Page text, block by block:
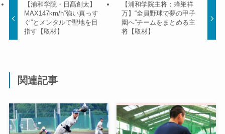
【浦和学院・日髙創太】
MAX147km/h“強い真っす
ぐ”とメンタルで聖地を目
指す【取材】
【浦和学院主将：蜂巣祥
万】“全員野球で夢の甲子
園へ”チームをまとめる主
将【取材】
関連記事